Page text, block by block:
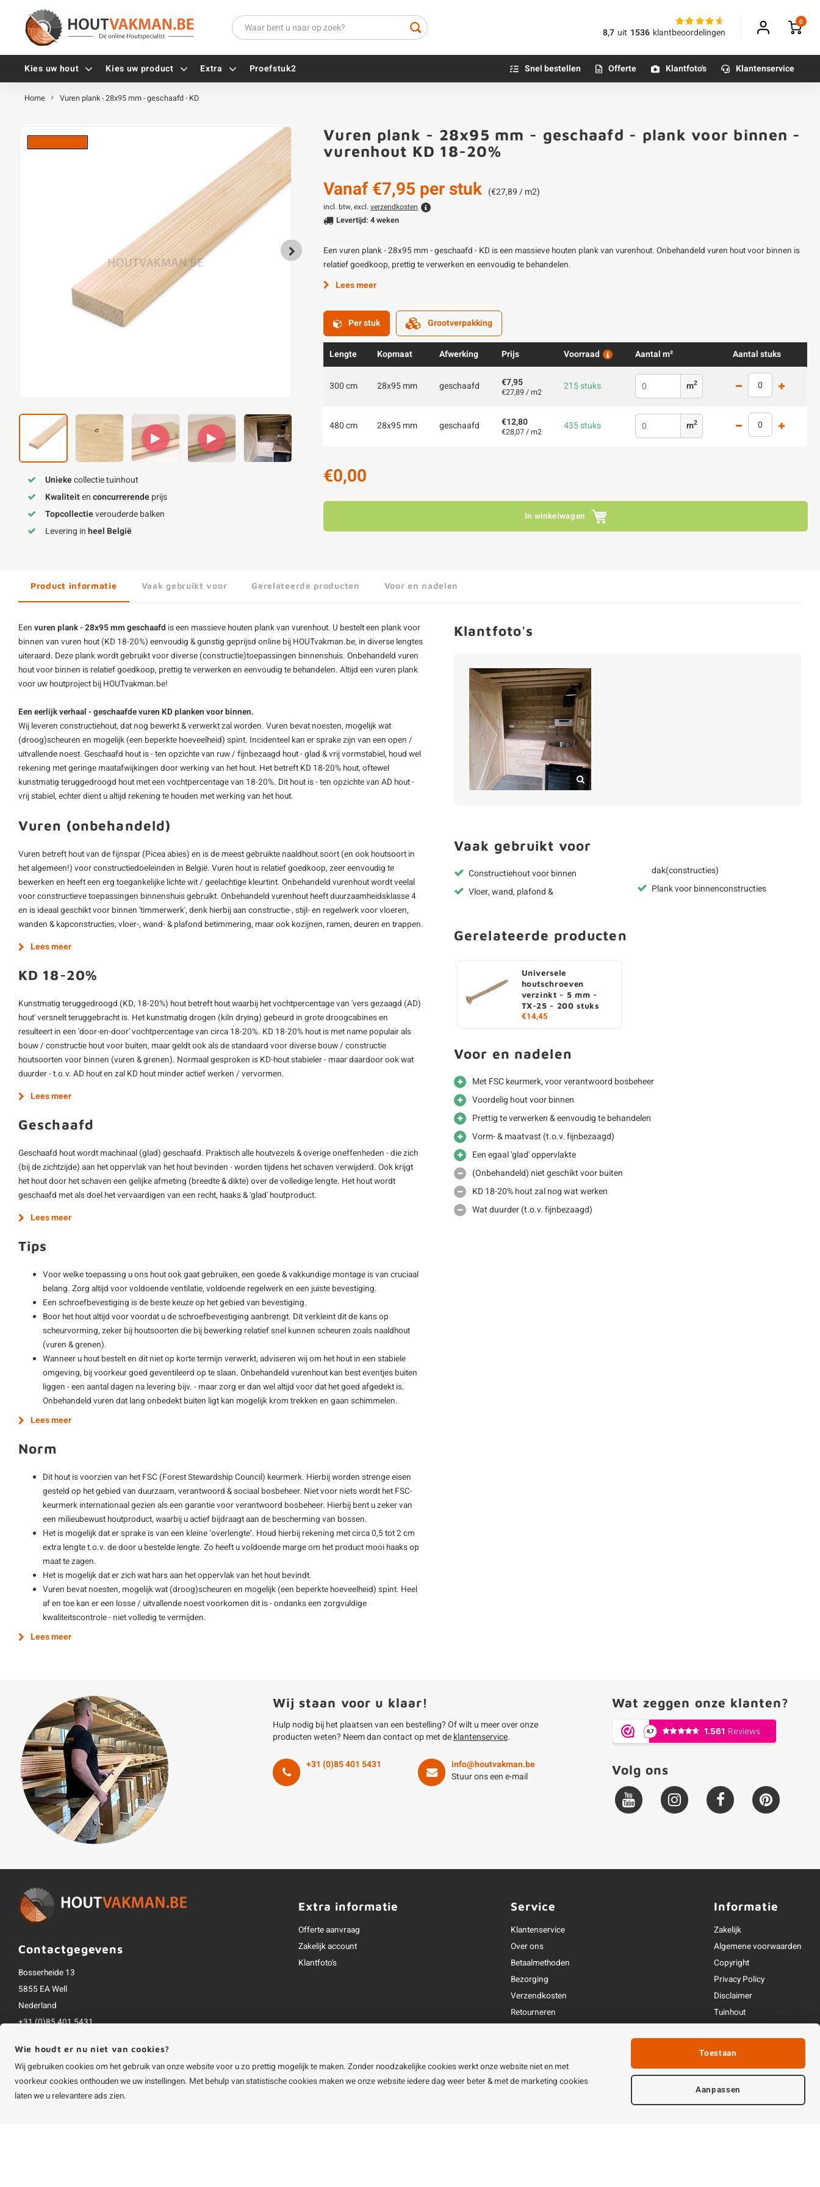
8,7 uit 1536 klantbeoordelingen
0
Kies uw hout Kies uw product Extra
Tellerkopschroeven
Hoekankers
Terrasdragers
B-fix
PuraFix
Verbindingsstukken
Houten pennen
Blauwsteen sokkels
Olie - voor buiten
Impregneer
Olie en lak - voor binnen
Betonmortels
Proefstuk2 Snel bestellen Offerte Klantfoto's Klantenservice
Home Vuren plank - 28x95 mm - geschaafd - KD
Uniekecollectie tuinhout
Kwaliteitenconcurrerendeprijs
Topcollectieverouderde balken
Levering inheel België
Vuren plank - 28x95 mm - geschaafd - plank voor binnen -
vurenhout KD 18-20%
Vanaf€7,95 per stuk (€27,89 / m2)
incl. btw, excl. verzendkosten
Levertijd: 4 weken
Een vuren plank - 28x95 mm - geschaafd - KD is een massieve houten plank van vurenhout. Onbehandeld vuren hout voor binnen is
relatief goedkoop, prettig te verwerken en eenvoudig te behandelen.
Lees meer
Per stuk Grootverpakking
Lengte Kopmaat Afwerking Prijs Voorraad Aantal m² Aantal stuks
300 cm 28x95 mm geschaafd €7,95
€27,89 / m2 215 stuks m2
480 cm 28x95 mm geschaafd €12,80
€28,07 / m2 435 stuks m2
€0,00
In winkelwagen
Product informatie Vaak gebruikt voor Gerelateerde producten Voor en nadelen
Een vuren plank - 28x95 mm geschaafd is een massieve houten plank van vurenhout. U bestelt een plank voor
binnen van vuren hout (KD 18-20%) eenvoudig & gunstig geprijsd online bij HOUTvakman.be, in diverse lengtes
uiteraard. Deze plank wordt gebruikt voor diverse (constructie)toepassingen binnenshuis. Onbehandeld vuren
hout voor binnen is relatief goedkoop, prettig te verwerken en eenvoudig te behandelen. Altijd een vuren plank
voor uw houtproject bij HOUTvakman.be!
Een eerlijk verhaal - geschaafde vuren KD planken voor binnen.
Wij leveren constructiehout, dat nog bewerkt & verwerkt zal worden. Vuren bevat noesten, mogelijk wat
(droog)scheuren en mogelijk (een beperkte hoeveelheid) spint. Incidenteel kan er sprake zijn van een open /
uitvallende noest. Geschaafd hout is - ten opzichte van ruw / fijnbezaagd hout - glad & vrij vormstabiel, houd wel
rekening met geringe maatafwijkingen door werking van het hout. Het betreft KD 18-20% hout, oftewel
kunstmatig teruggedroogd hout met een vochtpercentage van 18-20%. Dit hout is - ten opzichte van AD hout -
vrij stabiel, echter dient u altijd rekening te houden met werking van het hout.
Vuren (onbehandeld)
Vuren betreft hout van de fijnspar (Picea abies) en is de meest gebruikte naaldhout soort (en ook houtsoort in
het algemeen!) voor constructiedoeleinden in België. Vuren hout is relatief goedkoop, zeer eenvoudig te
bewerken en heeft een erg toegankelijke lichte wit / geelachtige kleurtint. Onbehandeld vurenhout wordt veelal
voor constructieve toepassingen binnenshuis gebruikt. Onbehandeld vurenhout heeft duurzaamheidsklasse 4
en is ideaal geschikt voor binnen 'timmerwerk', denk hierbij aan constructie-, stijl- en regelwerk voor vloeren,
wanden & kapconstructies, vloer-, wand- & plafond betimmering, maar ook kozijnen, ramen, deuren en trappen.
Lees meer
KD 18-20%
Kunstmatig teruggedroogd (KD, 18-20%) hout betreft hout waarbij het vochtpercentage van 'vers gezaagd (AD)
hout' versnelt teruggebracht is. Het kunstmatig drogen (kiln drying) gebeurd in grote droogcabines en
resulteert in een 'door-en-door' vochtpercentage van circa 18-20%. KD 18-20% hout is met name populair als
bouw / constructie hout voor buiten, maar geldt ook als de standaard voor diverse bouw / constructie
houtsoorten voor binnen (vuren & grenen). Normaal gesproken is KD-hout stabieler - maar daardoor ook wat
duurder - t.o.v. AD hout en zal KD hout minder actief werken / vervormen.
Lees meer
Geschaafd
Geschaafd hout wordt machinaal (glad) geschaafd. Praktisch alle houtvezels & overige oneffenheden - die zich
(bij de zichtzijde) aan het oppervlak van het hout bevinden - worden tijdens het schaven verwijderd. Ook krijgt
het hout door het schaven een gelijke afmeting (breedte & dikte) over de volledige lengte. Het hout wordt
geschaafd met als doel het vervaardigen van een recht, haaks & 'glad' houtproduct.
Lees meer
Tips
Voor welke toepassing u ons hout ook gaat gebruiken, een goede & vakkundige montage is van cruciaal
belang. Zorg altijd voor voldoende ventilatie, voldoende regelwerk en een juiste bevestiging.
Een schroefbevestiging is de beste keuze op het gebied van bevestiging.
Boor het hout altijd voor voordat u de schroefbevestiging aanbrengt. Dit verkleint dit de kans op
scheurvorming, zeker bij houtsoorten die bij bewerking relatief snel kunnen scheuren zoals naaldhout
(vuren & grenen).
Wanneer u hout bestelt en dit niet op korte termijn verwerkt, adviseren wij om het hout in een stabiele
omgeving, bij voorkeur goed geventileerd op te slaan. Onbehandeld vurenhout kan best eventjes buiten
liggen - een aantal dagen na levering bijv. - maar zorg er dan wel altijd voor dat het goed afgedekt is.
Onbehandeld vuren dat lang onbedekt buiten ligt kan mogelijk krom trekken en gaan schimmelen.
Lees meer
Norm
Dit hout is voorzien van het FSC (Forest Stewardship Council) keurmerk. Hierbij worden strenge eisen
gesteld op het gebied van duurzaam, verantwoord & sociaal bosbeheer. Niet voor niets wordt het FSC-
keurmerk internationaal gezien als een garantie voor verantwoord bosbeheer. Hierbij bent u zeker van
een milieubewust houtproduct, waarbij u actief bijdraagt aan de bescherming van bossen.
Het is mogelijk dat er sprake is van een kleine ‘overlengte’. Houd hierbij rekening met circa 0,5 tot 2 cm
extra lengte t.o.v. de door u bestelde lengte. Zo heeft u voldoende marge om het product mooi haaks op
maat te zagen.
Het is mogelijk dat er zich wat hars aan het oppervlak van het hout bevindt.
Vuren bevat noesten, mogelijk wat (droog)scheuren en mogelijk (een beperkte hoeveelheid) spint. Heel
af en toe kan er een losse / uitvallende noest voorkomen dit is - ondanks een zorgvuldige
kwaliteitscontrole - niet volledig te vermijden.
Lees meer
Klantfoto's
Vaak gebruikt voor
Constructiehout voor binnen
Vloer, wand, plafond &
dak(constructies)
Plank voor binnenconstructies
Gerelateerde producten
Universele
houtschroeven
verzinkt - 5 mm -
TX-25 - 200 stuks
€14,45
Voor en nadelen
Met FSC keurmerk, voor verantwoord bosbeheer
Voordelig hout voor binnen
Prettig te verwerken & eenvoudig te behandelen
Vorm- & maatvast (t.o.v. fijnbezaagd)
Een egaal 'glad' oppervlakte
(Onbehandeld) niet geschikt voor buiten
KD 18-20% hout zal nog wat werken
Wat duurder (t.o.v. fijnbezaagd)
Wij staan voor u klaar!
Hulp nodig bij het plaatsen van een bestelling? Of wilt u meer over onze
producten weten? Neem dan contact op met deklantenservice.
+31 (0)85 401 5431
info@houtvakman.be
Stuur ons een e-mail
Wat zeggen onze klanten?
Volg ons
Contactgegevens
Bosserheide 13
5855 EA Well
Nederland
+31 (0)85 401 5431
Alle bedragen zijn incl. btw
Extra informatie
Offerte aanvraag
Zakelijk account
Klantfoto's
Service
Klantenservice
Over ons
Betaalmethoden
Bezorging
Verzendkosten
Retourneren
Openingstijden & contact
Informatie
Zakelijk
Algemene voorwaarden
Copyright
Privacy Policy
Disclaimer
Tuinhout
Wie houdt er nu niet van cookies?
Wij gebruiken cookies om het gebruik van onze website voor u zo prettig mogelijk te maken. Zonder noodzakelijke cookies werkt onze website niet en met
voorkeur cookies onthouden we uw instellingen. Met behulp van statistische cookies maken we onze website iedere dag weer beter & met de marketing cookies
laten we u relevantere ads zien.
Toestaan
Aanpassen